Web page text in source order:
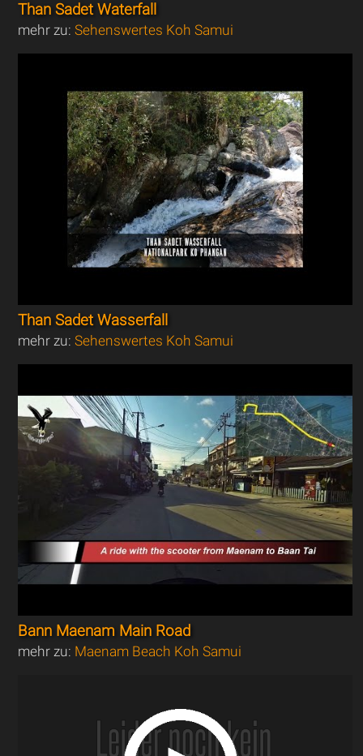
Than Sadet Waterfall
mehr zu:Sehenswertes Koh Samui
Than Sadet Wasserfall
mehr zu:Sehenswertes Koh Samui
Bann Maenam Main Road
mehr zu: Maenam Beach Koh Samui